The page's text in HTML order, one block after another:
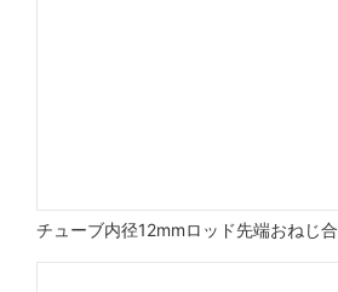
チューブ内径12mmロッド先端おねじ合